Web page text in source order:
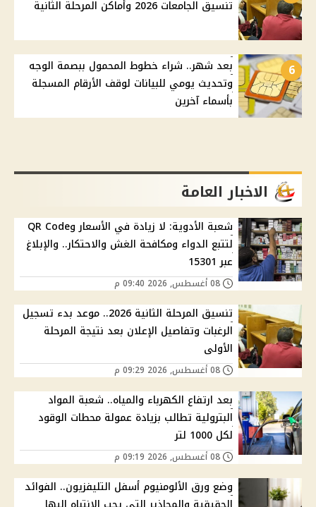
تنسيق الجامعات 2026 وأماكن المرحلة الثانية
6
بعد شهر.. شراء خطوط المحمول ببصمة الوجه
وتحديث يومي للبيانات لوقف الأرقام المسجلة
بأسماء آخرين
الاخبار العامة
شعبة الأدوية: لا زيادة في الأسعار وQR Code
لتتبع الدواء ومكافحة الغش والاحتكار.. والإبلاغ
عبر 15301
تنسيق المرحلة الثانية 2026.. موعد بدء تسجيل
الرغبات وتفاصيل الإعلان بعد نتيجة المرحلة
الأولى
بعد ارتفاع الكهرباء والمياه.. شعبة المواد
البترولية تطالب بزيادة عمولة محطات الوقود
لكل 1000 لتر
وضع ورق الألومنيوم أسفل التليفزيون.. الفوائد